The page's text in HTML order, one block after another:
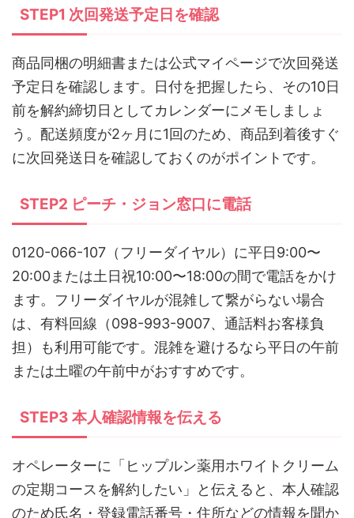
STEP1 次回発送予定日を確認
商品同梱の明細書または公式マイページで次回発送
予定日を確認します。日付を把握したら、その10日
前を解約締切日としてカレンダーにメモしましょ
う。配送頻度が2ヶ月に1回のため、商品到着後すぐ
に次回発送日を確認しておくのがポイントです。
STEP2 ピーチ・ジョン窓口に電話
0120-066-107（フリーダイヤル）に平日9:00〜
20:00または土日祝10:00〜18:00の間で電話をかけ
ます。フリーダイヤルが混雑して繋がらない場合
は、有料回線（098-993-9007、通話料お客様負
担）も利用可能です。混雑を避けるなら平日の午前
または土曜の午前中がおすすめです。
STEP3 本人確認情報を伝える
オペレーターに「ヒップルン薬用ホワイトクリーム
の定期コースを解約したい」と伝えると、本人確認
のため氏名・登録電話番号・住所などの情報を聞か